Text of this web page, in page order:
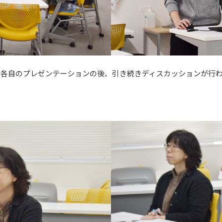
各自のプレゼンテーションの後、引き続きディスカッションが行